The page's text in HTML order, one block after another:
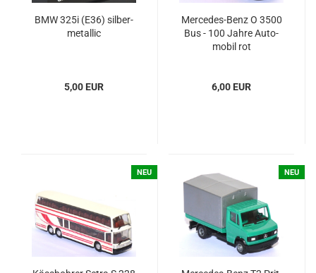
BMW 325i (E36) sil­ber­
me­tal­lic
5,00 EUR
Mercedes-​​Benz O 3500
Bus - 100 Jahre Au­to­
mo­bil rot
6,00 EUR
NEU NEU